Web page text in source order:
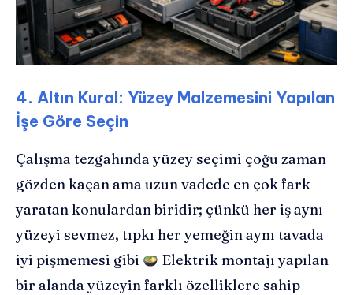
4. Altın Kural: Yüzey Malzemesini Yapılan
İşe Göre Seçin
Çalışma tezgahında yüzey seçimi çoğu zaman
gözden kaçan ama uzun vadede en çok fark
yaratan konulardan biridir; çünkü her iş aynı
yüzeyi sevmez, tıpkı her yemeğin aynı tavada
iyi pişmemesi gibi
Elektrik montajı yapılan
bir alanda yüzeyin farklı özelliklere sahip